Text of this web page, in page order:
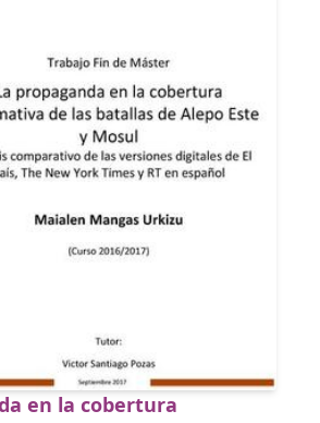
en la cobertura